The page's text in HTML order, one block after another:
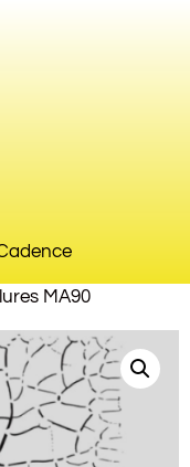
MA90